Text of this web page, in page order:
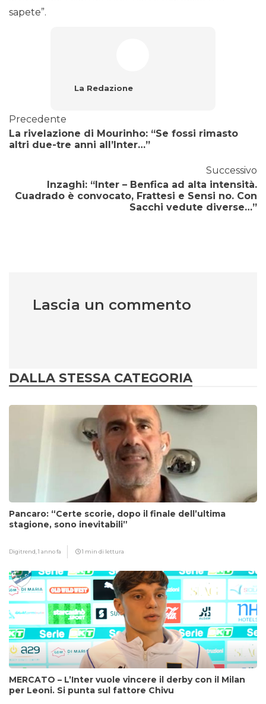
sapete”.
La Redazione
Precedente
La rivelazione di Mourinho: “Se fossi rimasto
altri due-tre anni all’Inter…”
Successivo
Inzaghi: “Inter – Benfica ad alta intensità.
Cuadrado è convocato, Frattesi e Sensi no. Con
Sacchi vedute diverse…”
Lascia un commento
DALLA STESSA CATEGORIA
Pancaro: “Certe scorie, dopo il finale dell’ultima
stagione, sono inevitabili”
Digitrend,1 anno fa 1 min di lettura
MERCATO – L’Inter vuole vincere il derby con il Milan
per Leoni. Si punta sul fattore Chivu